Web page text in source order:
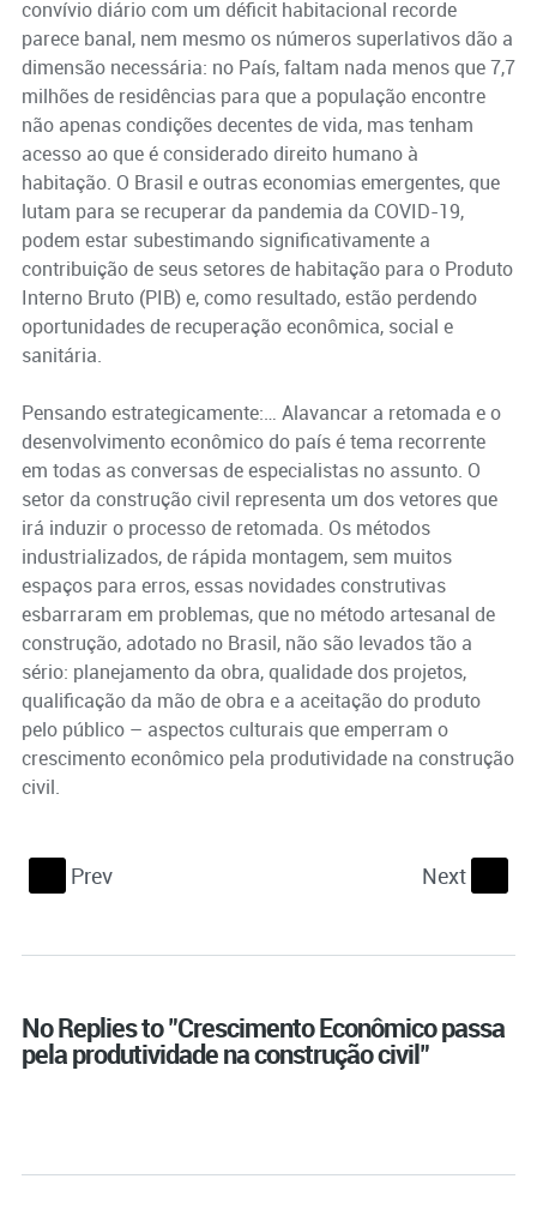
convívio diário com um déficit habitacional recorde
parece banal, nem mesmo os números superlativos dão a
dimensão necessária: no País, faltam nada menos que 7,7
milhões de residências para que a população encontre
não apenas condições decentes de vida, mas tenham
acesso ao que é considerado direito humano à
habitação. O Brasil e outras economias emergentes, que
lutam para se recuperar da pandemia da COVID-19,
podem estar subestimando significativamente a
contribuição de seus setores de habitação para o Produto
Interno Bruto (PIB) e, como resultado, estão perdendo
oportunidades de recuperação econômica, social e
sanitária.
Pensando estrategicamente:… Alavancar a retomada e o
desenvolvimento econômico do país é tema recorrente
em todas as conversas de especialistas no assunto. O
setor da construção civil representa um dos vetores que
irá induzir o processo de retomada. Os métodos
industrializados, de rápida montagem, sem muitos
espaços para erros, essas novidades construtivas
esbarraram em problemas, que no método artesanal de
construção, adotado no Brasil, não são levados tão a
sério: planejamento da obra, qualidade dos projetos,
qualificação da mão de obra e a aceitação do produto
pelo público – aspectos culturais que emperram o
crescimento econômico pela produtividade na construção
civil.
Prev Next
No Replies to "Crescimento Econômico passa
pela produtividade na construção civil"